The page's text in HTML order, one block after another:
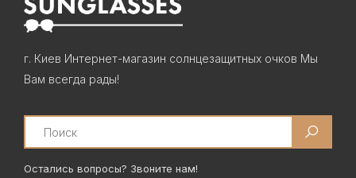
г. Киев Интернет-магазин солнцезащитных очков Мы
Вам всегда рады!
Search
Остались вопросы? Звоните нам!